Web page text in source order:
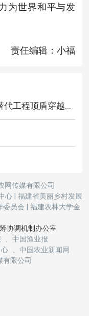
为世界和平与发
责任编辑：小福
工程顶盾穿越...
传媒有限公司
心
福建省美丽乡村发展
委员会
福建农林大学金
协调机制办公室
、中国渔业报
、中国农业新闻网
有限公司